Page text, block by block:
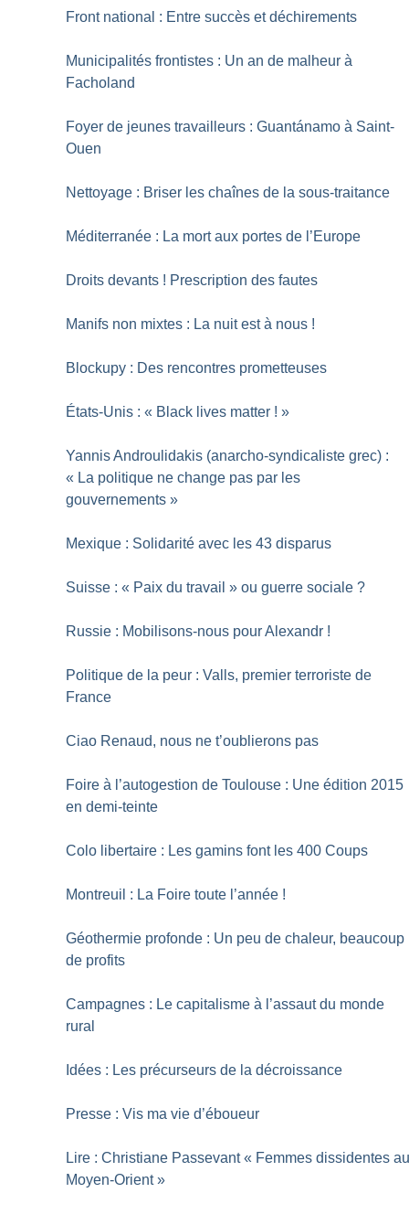
Front national : Entre succès et déchirements
Municipalités frontistes : Un an de malheur à
Facholand
Foyer de jeunes travailleurs : Guantánamo à Saint-
Ouen
Nettoyage : Briser les chaînes de la sous-traitance
Méditerranée : La mort aux portes de l’Europe
Droits devants ! Prescription des fautes
Manifs non mixtes : La nuit est à nous !
Blockupy : Des rencontres prometteuses
États-Unis : « Black lives matter ! »
Yannis Androulidakis (anarcho-syndicaliste grec) :
« La politique ne change pas par les
gouvernements »
Mexique : Solidarité avec les 43 disparus
Suisse : « Paix du travail » ou guerre sociale ?
Russie : Mobilisons-nous pour Alexandr !
Politique de la peur : Valls, premier terroriste de
France
Ciao Renaud, nous ne t’oublierons pas
Foire à l’autogestion de Toulouse : Une édition 2015
en demi-teinte
Colo libertaire : Les gamins font les 400 Coups
Montreuil : La Foire toute l’année !
Géothermie profonde : Un peu de chaleur, beaucoup
de profits
Campagnes : Le capitalisme à l’assaut du monde
rural
Idées : Les précurseurs de la décroissance
Presse : Vis ma vie d’éboueur
Lire : Christiane Passevant « Femmes dissidentes
Moyen-Orient »